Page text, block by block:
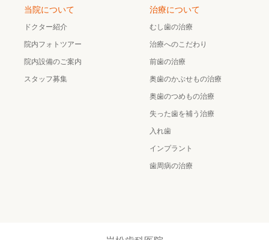
当院について
ドクター紹介
院内フォトツアー
院内設備のご案内
スタッフ募集
治療について
むし歯の治療
治療へのこだわり
前歯の治療
奥歯のかぶせもの治療
奥歯のつめもの治療
失った歯を補う治療
入れ歯
インプラント
歯周病の治療